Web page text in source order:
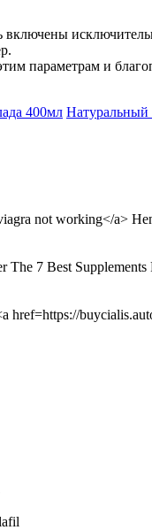
параметрам и
400мл Натуральный
not working</a>
7 Best
href=https://